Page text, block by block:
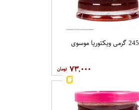
۷۳,۰۰۰